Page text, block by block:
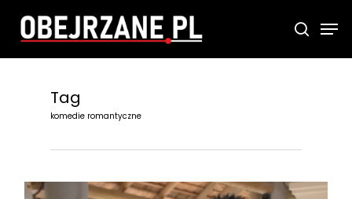
Skip
main
contentTag
komedie romantyczne